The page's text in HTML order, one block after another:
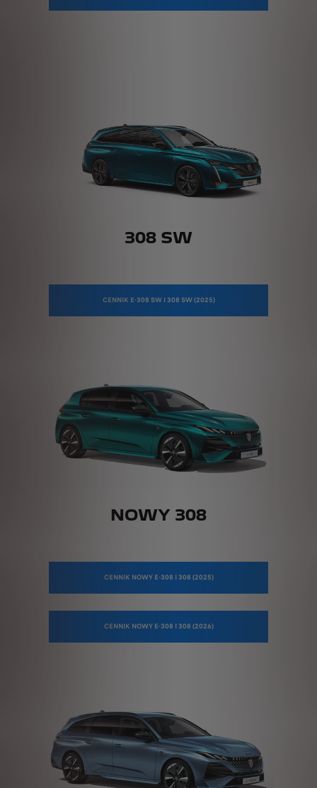
308 SW
CENNIK E-308 SW I 308 SW (2025)
NOWY 308
CENNIK NOWY E-308 I 308 (2025)
CENNIK NOWY E-308 I 308 (2026)